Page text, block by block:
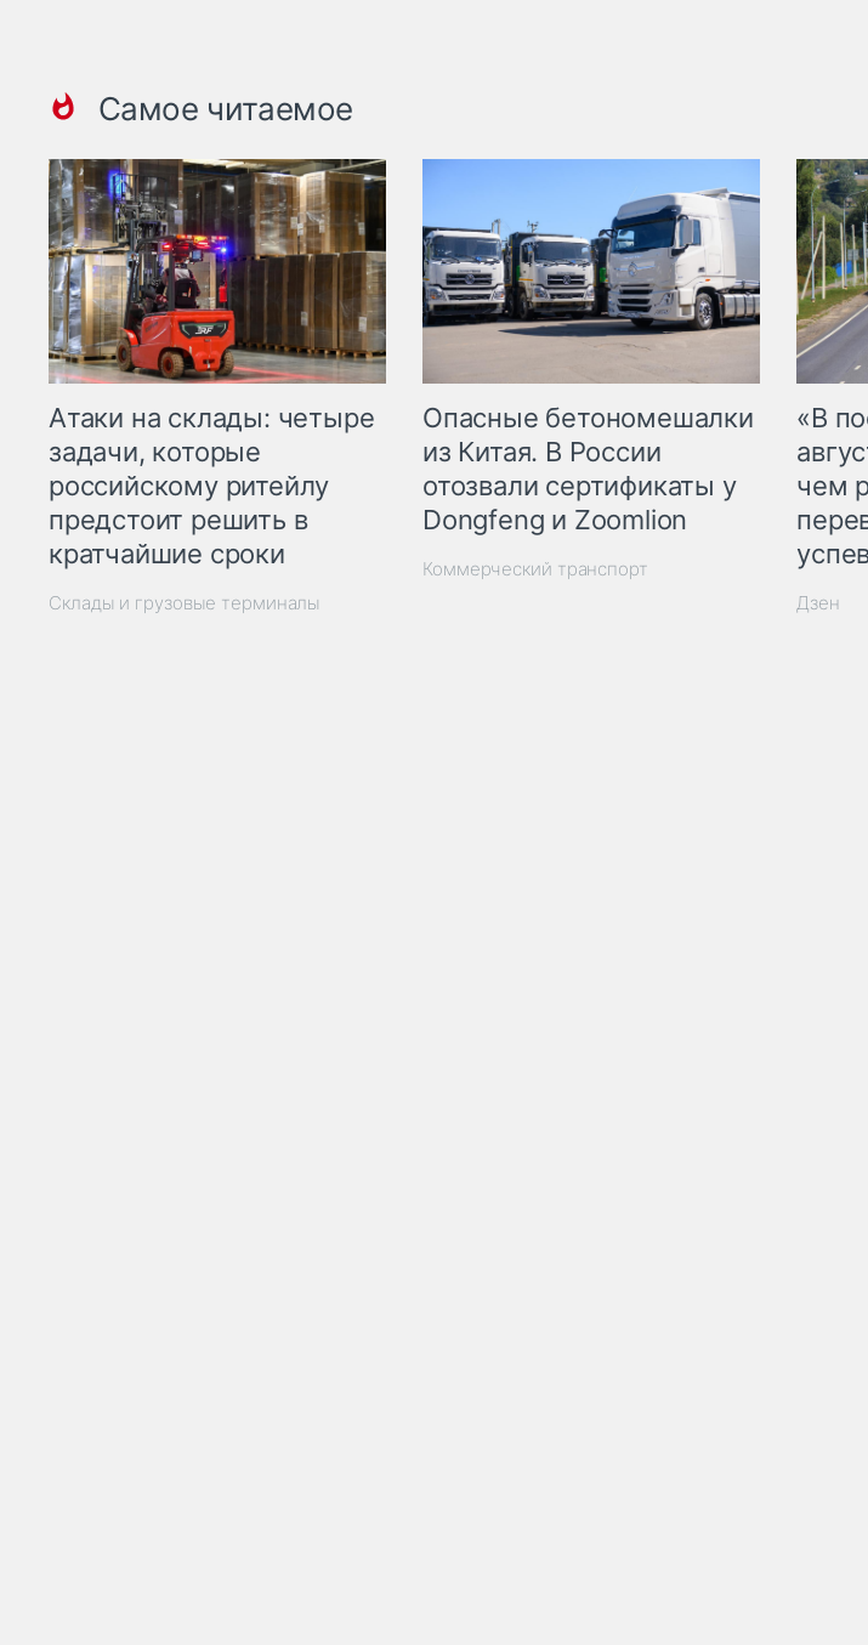
Самое читаемое
Атаки на склады: четыре
задачи, которые
российскому ритейлу
предстоит решить в
кратчайшие сроки
Склады и грузовые терминалы
Опасные бетономешалки
из Китая. В России
отозвали сертификаты у
Dongfeng и Zoomlion
Коммерческий транспорт
«В
чем
Дзен